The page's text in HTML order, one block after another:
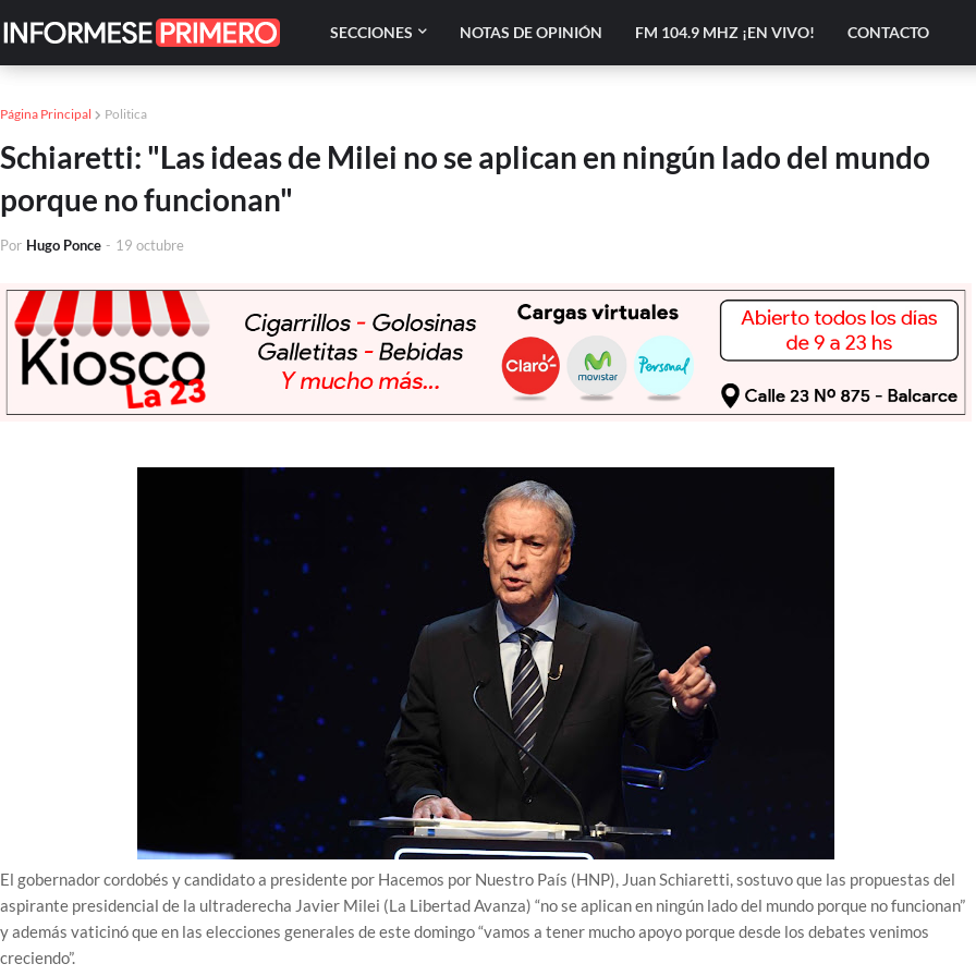
SECCIONES NOTAS DE OPINIÓN FM 104.9 MHZ ¡EN VIVO! CONTACTO
Página Principal Politica
Schiaretti: "Las ideas de Milei no se aplican en ningún lado del mundo
porque no funcionan"
Por Hugo Ponce - 19 octubre
El gobernador cordobés y candidato a presidente por Hacemos por Nuestro País (HNP), Juan Schiaretti, sostuvo que las propuestas del
aspirante presidencial de la ultraderecha Javier Milei (La Libertad Avanza) “no se aplican en ningún lado del mundo porque no funcionan”
y además vaticinó que en las elecciones generales de este domingo “vamos a tener mucho apoyo porque desde los debates venimos
creciendo”.